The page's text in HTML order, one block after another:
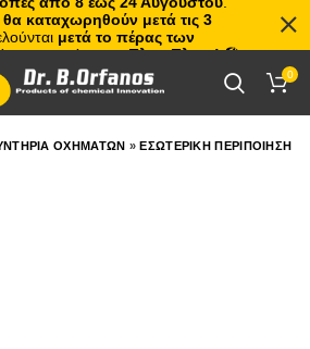
0
ΟΧΗΜΑΤΩΝ »ΕΣΩΤΕΡΙΚΗ ΠΕΡΙΠΟΙΗΣΗ
καταχωρηθούν μετά τις 3
μετά το πέρας των
προτεραιότητας.Πλιτς Πλατς!🏖️🌊